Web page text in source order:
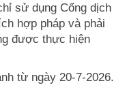
sử dụng Cổng dịch
hợp pháp và phải
được thực hiện
từ ngày 20-7-2026.